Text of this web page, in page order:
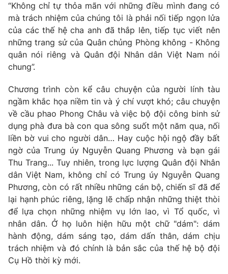
“Không chỉ tự thỏa mãn với những điều mình đang có
mà trách nhiệm của chúng tôi là phải nối tiếp ngọn lửa
của các thế hệ cha anh đã thắp lên, tiếp tục viết nên
những trang sử của Quân chủng Phòng không - Không
quân nói riêng và Quân đội Nhân dân Việt Nam nói
chung”.
Chương trình còn kể câu chuyện của người lính tàu
ngầm khắc họa niềm tin và ý chí vượt khó; câu chuyện
về cầu phao Phong Châu và việc bộ đội công binh sử
dụng phà đưa bà con qua sông suốt một năm qua, nối
liền bờ vui cho người dân… Hay cuộc hội ngộ đầy bất
ngờ của Trung úy Nguyễn Quang Phương và bạn gái
Thu Trang... Tuy nhiên, trong lực lượng Quân đội Nhân
dân Việt Nam, không chỉ có Trung úy Nguyễn Quang
Phương, còn có rất nhiều những cán bộ, chiến sĩ đã để
lại hạnh phúc riêng, lặng lẽ chấp nhận những thiệt thòi
để lựa chọn những nhiệm vụ lớn lao, vì Tổ quốc, vì
nhân dân. Ở họ luôn hiện hữu một chữ "dám": dám
hành động, dám sáng tạo, dám dấn thân, dám chịu
trách nhiệm và đó chính là bản sắc của thế hệ bộ đội
Cụ Hồ thời kỳ mới.